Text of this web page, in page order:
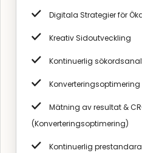
Digitala Strategier för
Kreativ Sidoutveckling
Kontinuerlig
Konverteringsoptimering
Mätning av resultat &
(Konverteringsoptimering)
Kontinuerlig